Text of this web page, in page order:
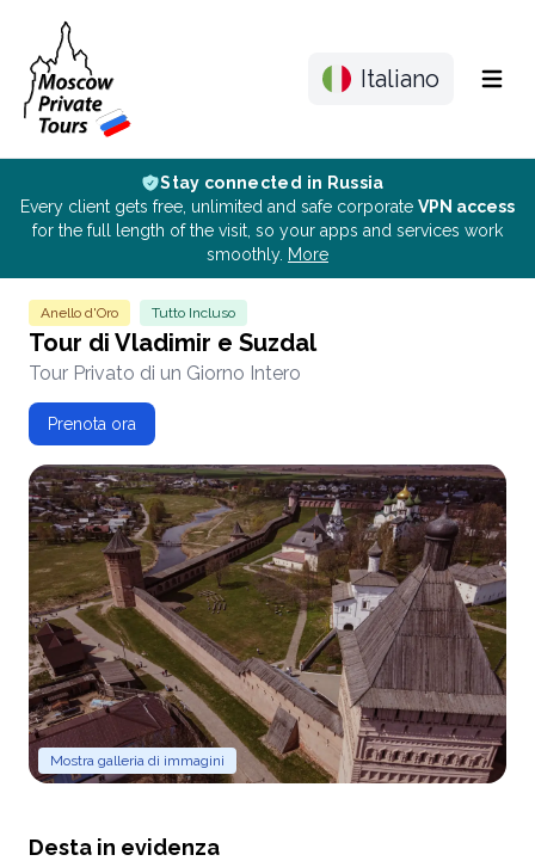
Italiano Menu
Stay connected in Russia
Every client gets free, unlimited and safe corporate VPN access
for the full length of the visit, so your apps and services work
smoothly. More
Anello d'Oro Tutto Incluso
Tour di Vladimir e Suzdal
Tour Privato di un Giorno Intero
Prenota ora
Mostra galleria di immagini
Desta in evidenza